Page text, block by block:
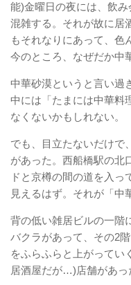
能)金曜日の夜には、飲
混雑する。それが故に居
もそれなりにあって、色
今のところ、なぜだか中
中華砂漠というと言い過
中には「たまには中華料
なくないかもしれない。
でも、目立たないだけで
があった。西船橋駅の北
ドと京樽の間の道を入
見えるはず。それが「
背の低い雑居ビルの一階
バクラがあって、その2
をふらふらと上がってい
居酒屋だが…)店舗があっ